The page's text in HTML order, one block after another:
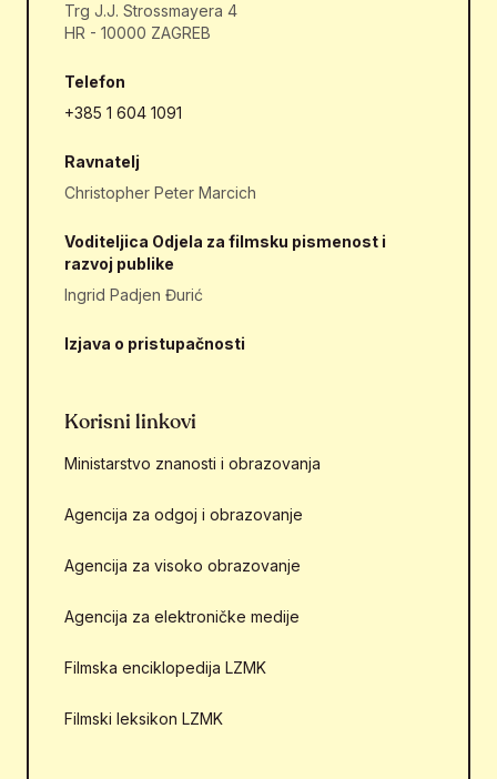
Trg J.J. Strossmayera 4
HR - 10000 ZAGREB
Telefon
+385 1 604 1091
Ravnatelj
Christopher Peter Marcich
Voditeljica Odjela za filmsku pismenost i
razvoj publike
Ingrid Padjen Đurić
Izjava o pristupačnosti
Korisni linkovi
Ministarstvo znanosti i obrazovanja
Agencija za odgoj i obrazovanje
Agencija za visoko obrazovanje
Agencija za elektroničke medije
Filmska enciklopedija LZMK
Filmski leksikon LZMK